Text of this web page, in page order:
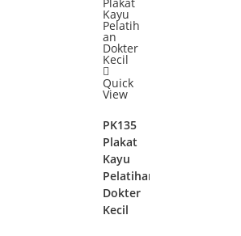
Quick
View
PK135
Plakat
Kayu
Pelatihan
Dokter
Kecil